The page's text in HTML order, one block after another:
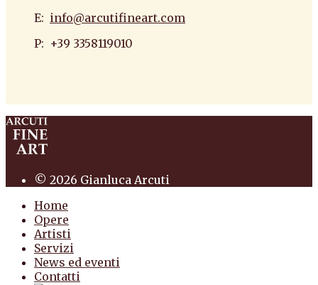
E: info@arcutifineart.com
P: +39 3358119010
© 2026 Gianluca Arcuti
Home
Opere
Artisti
Servizi
News ed eventi
Contatti